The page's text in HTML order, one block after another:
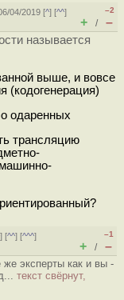
04/2019 [^] [^^]
–2
+ / –
называется
выше, и вовсе
(кодогенерация)
одаренных
трансляцию
] [^^] [^^^]
–1
+ / –
эксперты как и вы -
текст свёрнут,